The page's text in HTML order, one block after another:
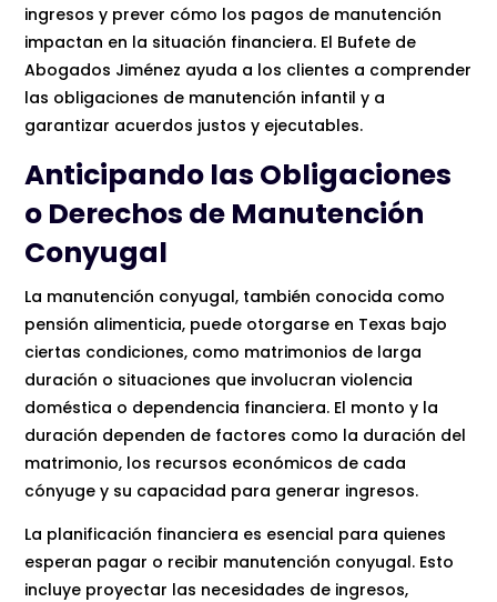
ingresos y prever cómo los pagos de manutención
impactan en la situación financiera. El Bufete de
Abogados Jiménez ayuda a los clientes a comprender
las obligaciones de manutención infantil y a
garantizar acuerdos justos y ejecutables.
Anticipando las Obligaciones
o Derechos de Manutención
Conyugal
La manutención conyugal, también conocida como
pensión alimenticia, puede otorgarse en Texas bajo
ciertas condiciones, como matrimonios de larga
duración o situaciones que involucran violencia
doméstica o dependencia financiera. El monto y la
duración dependen de factores como la duración del
matrimonio, los recursos económicos de cada
cónyuge y su capacidad para generar ingresos.
La planificación financiera es esencial para quienes
esperan pagar o recibir manutención conyugal. Esto
incluye proyectar las necesidades de ingresos,